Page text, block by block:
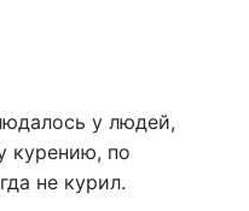
у людей,
курению, по
не курил.